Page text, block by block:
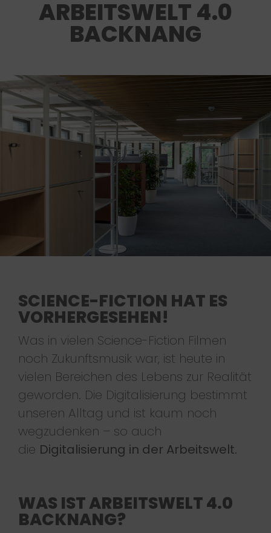
ARBEITSWELT 4.0
BACKNANG
SCIENCE-FICTION HAT ES
VORHERGESEHEN!
Was in vielen Science-Fiction Filmen
noch Zukunftsmusik war, ist heute in
vielen Bereichen des Lebens zur Realität
geworden. Die Digitalisierung bestimmt
unseren Alltag und ist kaum noch
wegzudenken – so auch
die Digitalisierung in der Arbeitswelt.
WAS IST ARBEITSWELT 4.0
BACKNANG?